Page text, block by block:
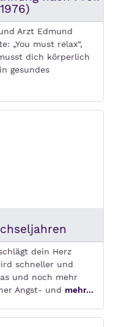
Arzt Edmund
„You must relax“,
dich körperlich
gesundes
dein Herz
schneller und
und noch mehr
Angst- und mehr...